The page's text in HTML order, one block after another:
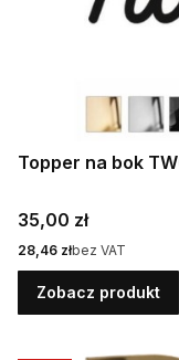
Topper na bok
Cena
35,00 zł
Cena
28,46 złbez VAT
Zobacz produkt